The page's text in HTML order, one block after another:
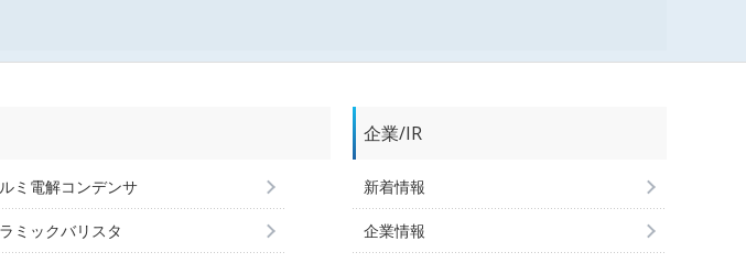
ミ電解コンデンサ
ミックバリスタ
企業/IR
新着情報
企業情報